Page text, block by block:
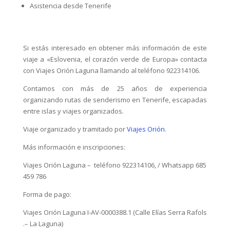
Asistencia desde Tenerife
Si estás interesado en obtener más información de este
viaje a «Eslovenia, el corazón verde de Europa» contacta
con Viajes Orión Laguna llamando al teléfono 922314106.
Contamos con más de 25 años de experiencia
organizando rutas de senderismo en Tenerife, escapadas
entre islas y viajes organizados.
Viaje organizado y tramitado porViajes Orión.
Más información e inscripciones:
Viajes Orión Laguna – teléfono 922314106, / Whatsapp 685
459 786
Forma de pago:
Viajes Orión Laguna I-AV-0000388.1 (Calle Elías Serra Rafols
.– La Laguna)